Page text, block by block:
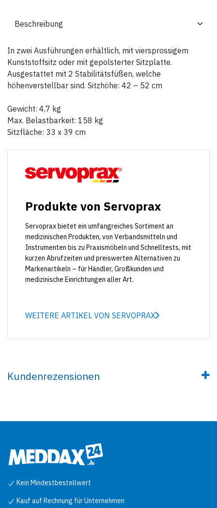
In zwei Ausführungen erhältlich, mit viersprossigem
Kunststoffsitz oder mit gepolsterter Sitzplatte.
Ausgestattet mit 2 Stabilitätsfüßen, welche
höhenverstellbar sind. Sitzhöhe: 42 – 52 cm
Gewicht: 4,7 kg
Max. Belastbarkeit: 158 kg
Sitzfläche: 33 x 39 cm
Produkte von Servoprax
Servoprax bietet ein umfangreiches Sortiment an
medizinischen Produkten, von Verbandsmitteln und
Instrumenten bis zu Praxismöbeln und Schnelltests, mit
kurzen Abrufzeiten und preiswerten Alternativen zu
Markenartikeln – für Händler, Großkunden und
medizinische Einrichtungen aller Art.
WEITERE ARTIKEL VON SERVOPRAX
Kundenrezensionen
Kein Mindestbestellwert
Kauf auf Rechnung für Unternehmen